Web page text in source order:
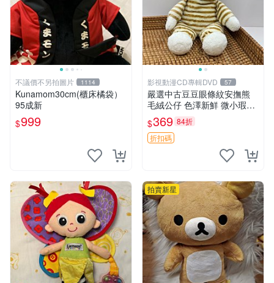
不議價不另拍圖片 1114
Kunamom30cm(櫃床橘袋）
95成新
$999
影視動漫CD專輯DVD 57
嚴選中古豆豆眼條紋安撫熊
毛絨公仔 色澤新鮮 微小瑕疵
可收藏 中古 安撫熊 條紋公仔
$369 84折
折扣碼
拍賣新星